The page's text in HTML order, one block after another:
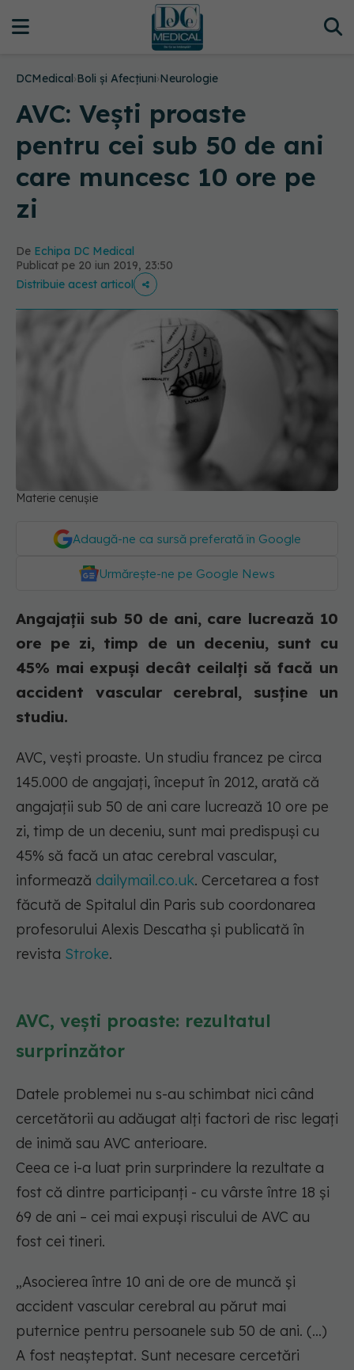
DCMedical›Boli și Afecțiuni›Neurologie
AVC: Vești proaste
pentru cei sub 50 de ani
care muncesc 10 ore pe
zi
De Echipa DC Medical
Publicat pe 20 iun 2019, 23:50
Distribuie acest articol
Materie cenușie
Adaugă-ne ca sursă preferată în Google
Urmărește-ne pe Google News
Angajații sub 50 de ani, care lucrează 10
ore pe zi, timp de un deceniu, sunt cu
45% mai expuși decât ceilalți să facă un
accident vascular cerebral, susține un
studiu.
AVC, vești proaste. Un studiu francez pe circa
145.000 de angajați, început în 2012, arată că
angajații sub 50 de ani care lucrează 10 ore pe
zi, timp de un deceniu, sunt mai predispuși cu
45% să facă un atac cerebral vascular,
informează dailymail.co.uk. Cercetarea a fost
făcută de Spitalul din Paris sub coordonarea
profesorului Alexis Descatha și publicată în
revista Stroke.
AVC, vești proaste: rezultatul
surprinzător
Datele problemei nu s-au schimbat nici când
cercetătorii au adăugat alți factori de risc legați
de inimă sau AVC anterioare.
Ceea ce i-a luat prin surprindere la rezultate a
fost că dintre participanți - cu vârste între 18 și
69 de ani – cei mai expuși riscului de AVC au
fost cei tineri.
„Asocierea între 10 ani de ore de muncă și
accident vascular cerebral au părut mai
puternice pentru persoanele sub 50 de ani. (...)
A fost neașteptat. Sunt necesare cercetări